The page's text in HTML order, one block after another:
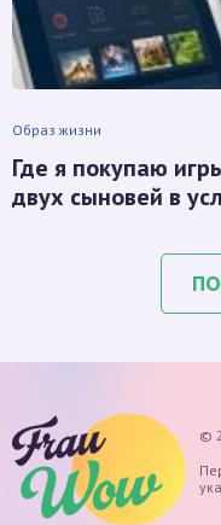
Образ жизни
Где я покупаю
двух сыновей в
©